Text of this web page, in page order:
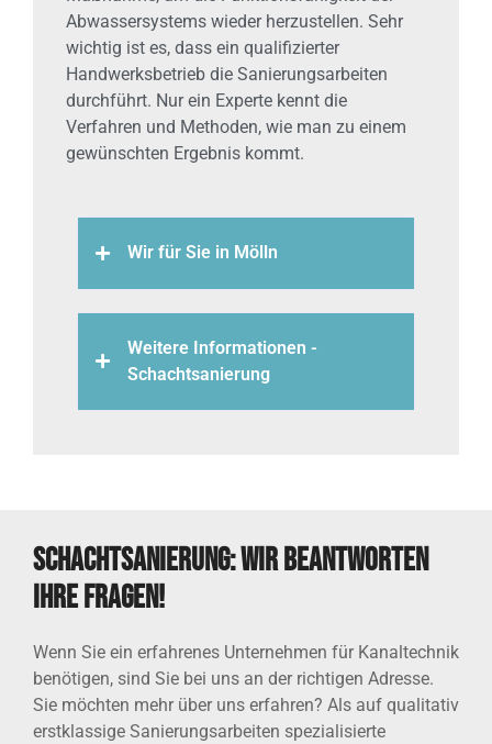
Abwassersystems wieder herzustellen. Sehr
wichtig ist es, dass ein qualifizierter
Handwerksbetrieb die Sanierungsarbeiten
durchführt. Nur ein Experte kennt die
Verfahren und Methoden, wie man zu einem
gewünschten Ergebnis kommt.
Wir für Sie in Mölln
Weitere Informationen -
Schachtsanierung
Schachtsanierung: Wir beantworten
Ihre Fragen!
Wenn Sie ein erfahrenes Unternehmen für Kanaltechnik
benötigen, sind Sie bei uns an der richtigen Adresse.
Sie möchten mehr über uns erfahren? Als auf qualitativ
erstklassige Sanierungsarbeiten spezialisierte